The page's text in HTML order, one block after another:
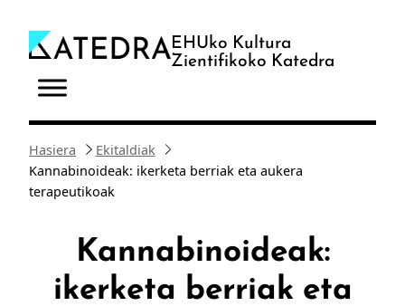
edukira
EHUko Kultura
Zientifikoko Katedra
Hasiera
Ekitaldiak
Kannabinoideak: ikerketa berriak eta aukera
terapeutikoak
Kannabinoideak:
ikerketa berriak eta